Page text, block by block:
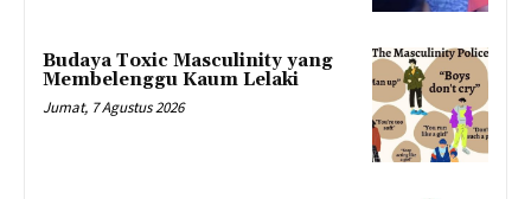
Budaya Toxic Masculinity yang
Membelenggu Kaum Lelaki
Jumat, 7 Agustus 2026